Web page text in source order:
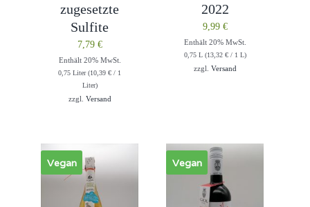
zugesetzte
Sulfite
7,79 €
Enthält 20% MwSt.
0,75 Liter (10,39€ / 1
Liter)
zzgl. Versand
2022
9,99 €
Enthält 20% MwSt.
0,75 L (13,32 €/ 1 L)
zzgl. Versand
Vegan Vegan